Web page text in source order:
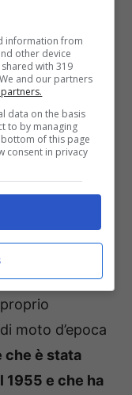
–
concessionario
moto d’epoca
che è stata
1955 e che ha
information from
other device
with 319
and our partners
data on the basis
to by managing
of this page
consent in privacy